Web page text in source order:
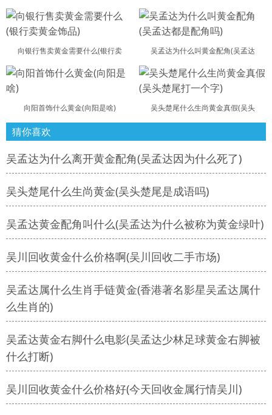
向银行售卖黄金需要什么(银行卖 吴孟达为什么叫黄金配角(吴孟达
向阳首饰什么黄金(向阳是啥) 吴头楚尾什么生尚黄金真假(吴头
猜你喜欢
吴孟达为什么离开黄金配角(吴孟达因为什么死了)
吴头楚尾什么生尚黄金(吴头楚尾是成语吗)
吴孟达黄金配角叫什么(吴孟达为什么被称为黄金绿叶)
吴川回收黄金什么价格啊(吴川回收二手市场)
吴孟达属什么生肖手链黄金(香港著名影星吴孟达属什
么生肖的)
吴孟达黄金右脚什么电影(吴孟达少林足球黄金右脚被
什么打断)
吴川回收黄金什么价格好(今天回收金属行情吴川)